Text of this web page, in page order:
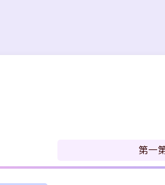
第一